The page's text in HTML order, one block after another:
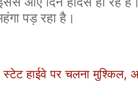
पड़ रहा है।